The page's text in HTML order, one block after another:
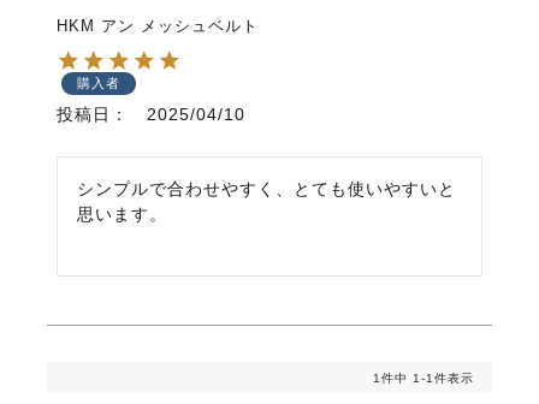
HKM アン メッシュベルト
購入者
投稿日 2025/04/10
シンプルで合わせやすく、とても使いやすいと
思います。
1件中 1-1件表示